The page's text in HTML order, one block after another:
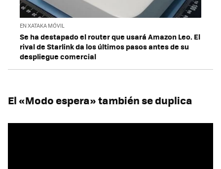
EN XATAKA MÓVIL
Se ha destapado el router que usará Amazon Leo. El
rival de Starlink da los últimos pasos antes de su
despliegue comercial
El «Modo espera» también se duplica